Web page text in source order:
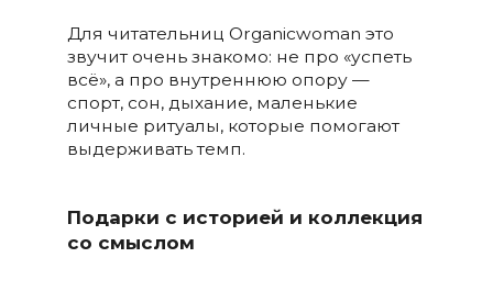
Для читательниц Organicwoman это
звучит очень знакомо: не про «успеть
всё», а про внутреннюю опору —
спорт, сон, дыхание, маленькие
личные ритуалы, которые помогают
выдерживать темп.
Подарки с историей и коллекция
со смыслом